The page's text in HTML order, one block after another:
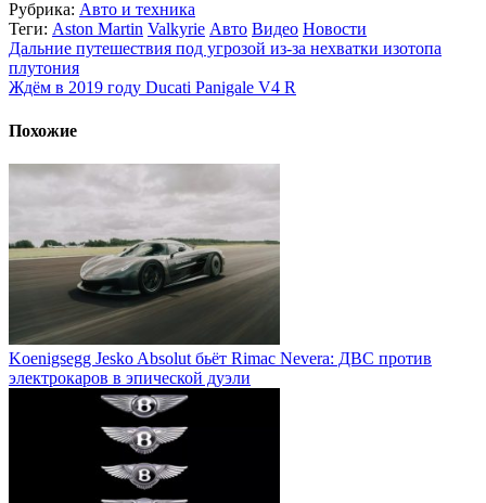
Рубрика: Авто и техника
Теги: Aston Martin Valkyrie Авто Видео Новости
Дальние путешествия под угрозой из-за нехватки изотопа
плутония
Ждём в 2019 году Ducati Panigale V4 R
Похожие
Koenigsegg Jesko Absolut бьёт Rimac Nevera: ДВС против
электрокаров в эпической дуэли